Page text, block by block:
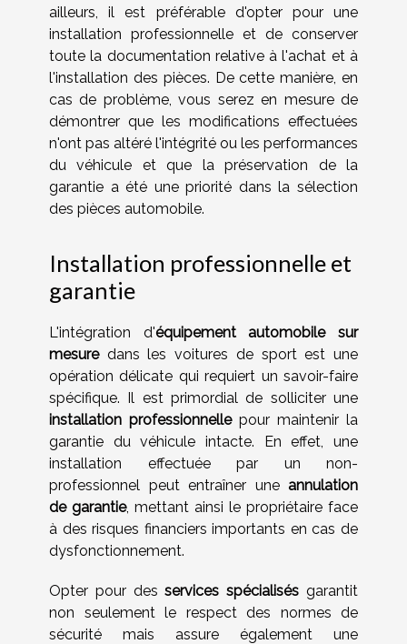
ailleurs, il est préférable d'opter pour une
installation professionnelle et de conserver
toute la documentation relative à l'achat et à
l'installation des pièces. De cette manière, en
cas de problème, vous serez en mesure de
démontrer que les modifications effectuées
n'ont pas altéré l'intégrité ou les performances
du véhicule et que la préservation de la
garantie a été une priorité dans la sélection
des pièces automobile.
Installation professionnelle et
garantie
L'intégration d'équipement automobile sur
mesuredans les voitures de sport est une
opération délicate qui requiert un savoir-faire
spécifique. Il est primordial de solliciter une
installation professionnellepour maintenir la
garantie du véhicule intacte. En effet, une
installation effectuée par un non-
professionnel peut entraîner une annulation
de garantie, mettant ainsi le propriétaire face
à des risques financiers importants en cas de
dysfonctionnement.
Opter pour desservices spécialisés garantit
non seulement le respect des normes de
sécurité mais assure également une